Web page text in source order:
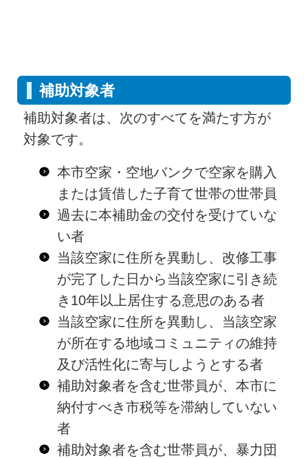
補助対象者
補助対象者は、次のすべてを満たす方が
対象です。
本市空家・空地バンクで空家を購入
または賃借した子育て世帯の世帯員
過去に本補助金の交付を受けていな
い者
当該空家に住所を異動し、改修工事
が完了した日から当該空家に引き続
き10年以上居住する意思のある者
当該空家に住所を異動し、当該空家
が所在する地域コミュニティの維持
及び活性化に寄与しようとする者
補助対象者を含む世帯員が、本市に
納付すべき市税等を滞納していない
者
補助対象者を含む世帯員が、暴力団